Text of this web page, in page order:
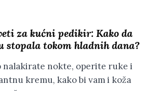
za kućni pedikir: Kako da
stopala tokom hladnih dana?
nalakirate nokte, operite ruke i
kremu, kako bi vam i koža